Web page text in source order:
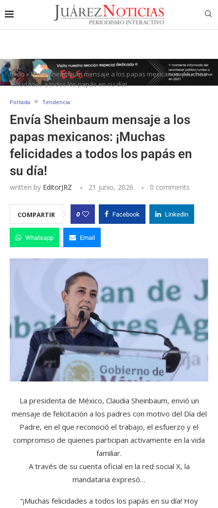
Inicio»Envía Sheinbaum mensaje a los papas mexicanos: ¡Muchas
felicidades a todos los papás en su día!
Portada Tendencia
Envía Sheinbaum mensaje a los
papas mexicanos: ¡Muchas
felicidades a todos los papás en
su día!
written by EditorJRZ 21 junio, 2026 0 comments
COMPARTIR 0 Facebook Linkedin
Whatsapp Email
La presidenta de México, Claudia Sheinbaum, envió un
mensaje de felicitación a los padres con motivo del Día del
Padre, en el que reconoció el trabajo, el esfuerzo y el
compromiso de quienes participan activamente en la vida
familiar.
A través de su cuenta oficial en la red social X, la
mandataria expresó…
“¡Muchas felicidades a todos los papás en su día! Hoy